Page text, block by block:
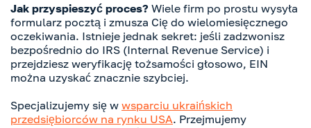
Jak przyspieszyć proces? Wiele firm po prostu wysyła
formularz pocztą i zmusza Cię do wielomiesięcznego
oczekiwania. Istnieje jednak sekret: jeśli zadzwonisz
bezpośrednio do IRS (Internal Revenue Service) i
przejdziesz weryfikację tożsamości głosowo, EIN
można uzyskać znacznie szybciej.
Specjalizujemy się w wsparciu ukraińskich
przedsiębiorców na rynku USA. Przejmujemy